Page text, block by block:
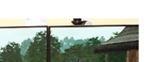
그래픽카드의 성능이 점점 높아지면서 200Hz
망이 생겼고 그부분을 해결한 모니터 인데요.
터가 나오게 될테지만 당분간은 아직은 이런
라고 불러야겠죠. 240Hz를 이용할 수 있는 게